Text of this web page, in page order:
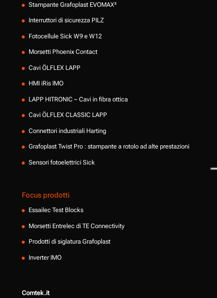
Stampante Grafoplast EVOMAX²
Interruttori di sicurezza PILZ
Fotocellule Sick W9 e W12
Morsetti Phoenix Contact
Cavi ÖLFLEX LAPP
HMI iRis IMO
LAPP HITRONIC – Cavi in fibra ottica
Cavi ÖLFLEX CLASSIC LAPP
Connettori industriali Harting
Grafoplast Twist Pro : stampante a rotolo ad alte prestazioni
Sensori fotoelettrici Sick
Focus prodotti
Essailec Test Blocks
Morsetti Entrelec di TE Connectivity
Prodotti di siglatura Grafoplast
Inverter IMO
Comtek.it